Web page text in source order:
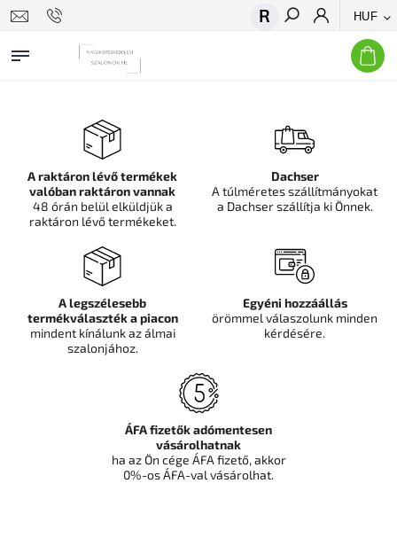
HUF
Keresés
A raktáron lévő termékek
valóban raktáron vannak
48 órán belül elküldjük a
raktáron lévő termékeket.
Dachser
A túlméretes szállítmányokat
a Dachser szállítja ki Önnek.
A legszélesebb
termékválaszték a piacon
mindent kínálunk az álmai
szalonjához.
Egyéni hozzáállás
örömmel válaszolunk minden
kérdésére.
ÁFA fizetők adómentesen
vásárolhatnak
ha az Ön cége ÁFA fizető, akkor
0%-os ÁFA-val vásárolhat.